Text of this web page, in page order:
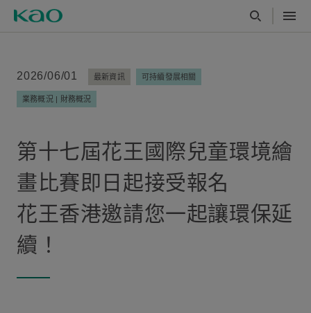
2026/06/01 最新資訊 可持續發展相關
業務概況 | 財務概況
第十七屆花王國際兒童環境繪
畫比賽即日起接受報名
花王香港邀請您一起讓環保延
續！